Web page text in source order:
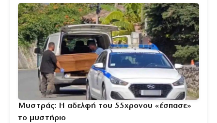
Μυστράς: Η αδελφή του 55χρονου «έσπασε»
το μυστήριο